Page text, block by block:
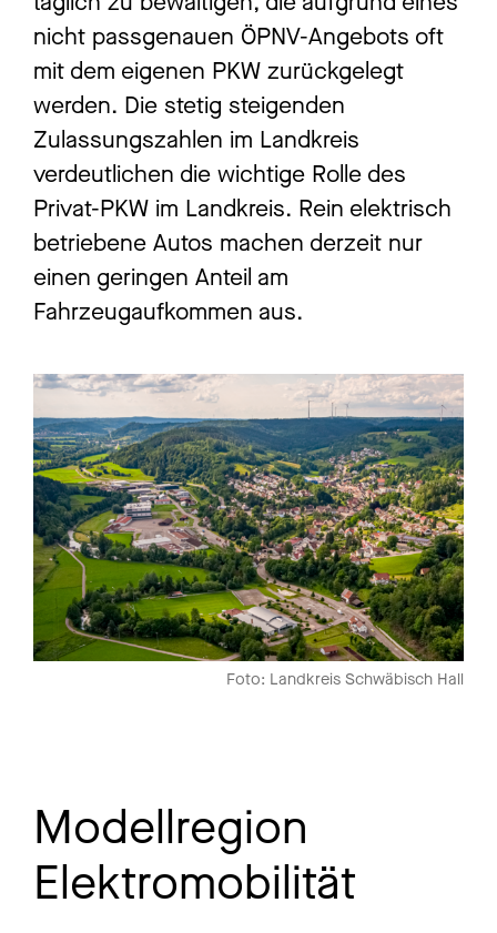
nicht passgenauen ÖPNV-Angebots oft
mit dem eigenen PKW zurückgelegt
werden. Die stetig steigenden
Zulassungszahlen im Landkreis
verdeutlichen die wichtige Rolle des
Privat-PKW im Landkreis. Rein elektrisch
betriebene Autos machen derzeit nur
einen geringen Anteil am
Fahrzeugaufkommen aus.
Foto: Landkreis Schwäbisch Hall
Modellregion
Elektromobilität